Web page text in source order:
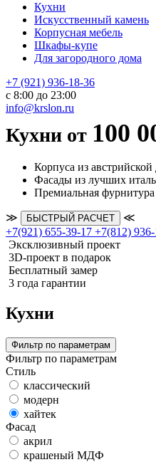
Кухни
Искусственный камень
Корпусная мебель
Шкафы-купе
Для загородного дома
+7 (921) 936-18-36
с 8:00 до 23:00
info@krslon.ru
Кухни от 100
Корпуса из
Фасады из лучших
Премиальная
≫ БЫСТРЫЙ РАСЧЕТ
≪
+7(921) 655-39-17 +7(812)
Эксклюзивный проект
3D-проект в подарок
Бесплатный замер
3 года гарантии
Кухни
Фильтр по параметрам
Фильтр по параметрам
Стиль
классический
модерн
хайтек
Фасад
акрил
крашеный МДФ